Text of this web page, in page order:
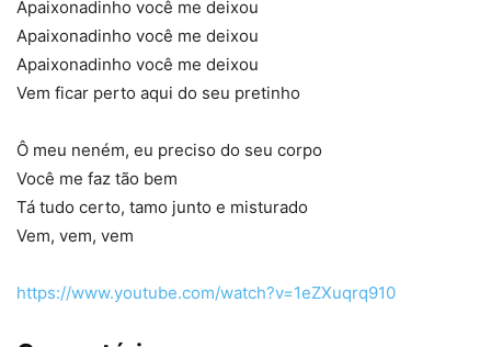
Apaixonadinho você me deixou
Apaixonadinho você me deixou
Apaixonadinho você me deixou
Vem ficar perto aqui do seu pretinho
Ô meu neném, eu preciso do seu corpo
Você me faz tão bem
Tá tudo certo, tamo junto e misturado
Vem, vem, vem
https://www.youtube.com/watch?v=1eZXuqrq910